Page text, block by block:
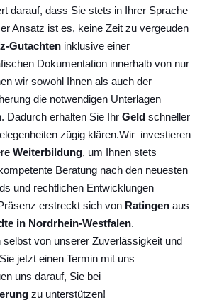
darauf, dass Sie stets in Ihrer Sprache
Ansatz ist es, keine Zeit zu vergeuden
Gutachten inklusive einer
Dokumentation innerhalb von nur
wir sowohl Ihnen als auch der
die notwendigen Unterlagen
Dadurch erhalten Sie Ihr Geld schneller
zügig klären.Wir investieren
Weiterbildung, um Ihnen stets
Beratung nach den neuesten
und rechtlichen Entwicklungen
erstreckt sich von Ratingen aus
in Nordrhein-Westfalen.
von unserer Zuverlässigkeit und
jetzt einen Termin mit uns
uns darauf, Sie bei
zu unterstützen!